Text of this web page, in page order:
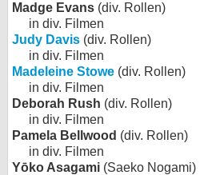
Madge Evans (div. Rollen)
in div. Filmen
Judy Davis (div. Rollen)
in div. Filmen
Madeleine Stowe (div. Rollen)
in div. Filmen
Deborah Rush (div. Rollen)
in div. Filmen
Pamela Bellwood (div. Rollen)
in div. Filmen
Yōko Asagami (Saeko Nogami)